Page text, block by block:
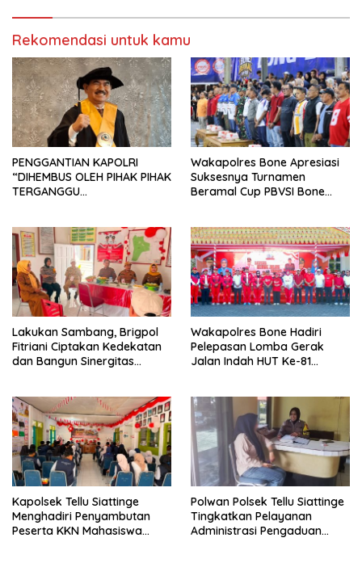
Rekomendasi untuk kamu
PENGGANTIAN KAPOLRI
“DIHEMBUS OLEH PIHAK PIHAK
TERGANGGU
Wakapolres Bone Apresiasi
Suksesnya Turnamen
Beramal Cup PBVSI Bone
Lakukan Sambang, Brigpol
Fitriani Ciptakan Kedekatan
dan Bangun Sinergitas
Wakapolres Bone Hadiri
Pelepasan Lomba Gerak
Jalan Indah HUT Ke-81
Kapolsek Tellu Siattinge
Menghadiri Penyambutan
Peserta KKN Mahasiswa
Polwan Polsek Tellu Siattinge
Tingkatkan Pelayanan
Administrasi Pengaduan